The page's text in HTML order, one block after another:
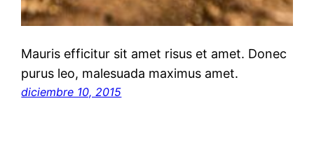
Mauris efficitur sit amet risus et amet. Donec
purus leo, malesuada maximus amet.
diciembre 10, 2015